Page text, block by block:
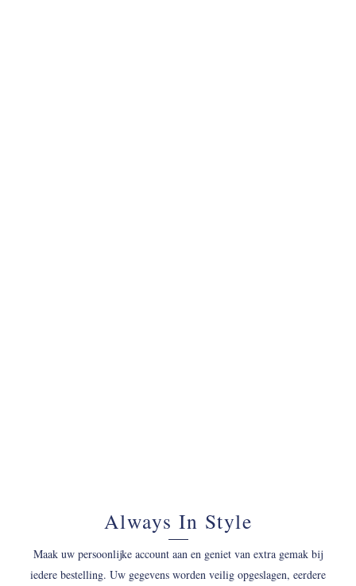
Always In Style
Maak uw persoonlijke account aan en geniet van extra gemak bij
iedere bestelling. Uw gegevens worden veilig opgeslagen, eerdere